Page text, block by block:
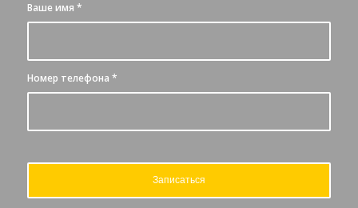
Ваше имя *
Номер телефона *